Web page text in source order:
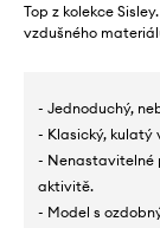
Top z kolekce
vzdušného
- Jednoduchý,
- Klasický, kulatý
- Nenastavitelné
aktivitě.
- Model s